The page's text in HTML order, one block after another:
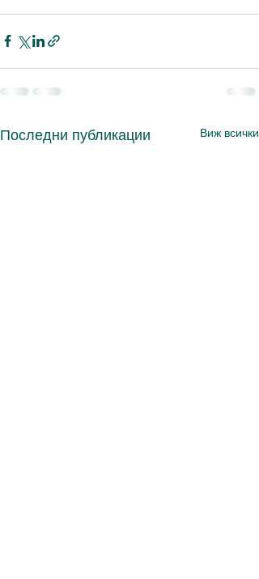
Последни публикации Виж всички